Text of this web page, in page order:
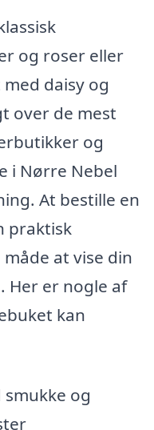
og roser eller
daisy og
over de mest
og
i Nørre Nebel
At bestille en
praktisk
at vise din
Her er nogle af
kan
og